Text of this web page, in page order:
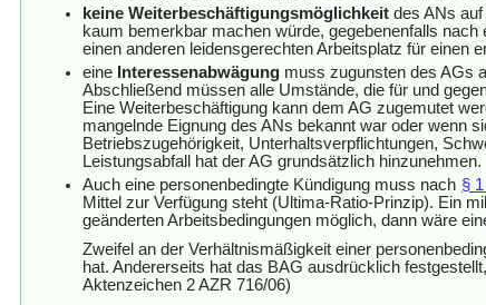
keine Weiterbeschäftigungsmöglichkeit des ANs
kaum bemerkbar machen würde, gegebenenfalls
einen anderen leidensgerechten Arbeitsplatz für einen
eine Interessenabwägung muss zugunsten des AGs
Abschließend müssen alle Umstände, die für und
Eine Weiterbeschäftigung kann dem AG zugemutet
mangelnde Eignung des ANs bekannt war oder wenn
Betriebszugehörigkeit, Unterhaltsverpflichtungen,
Leistungsabfall hat der AG grundsätzlich hinzunehmen.
Auch eine personenbedingte Kündigung muss nach §
Mittel zur Verfügung steht (Ultima-Ratio-Prinzip). Ein
geänderten Arbeitsbedingungen möglich, dann wäre
Zweifel an der Verhältnismäßigkeit einer
hat. Andererseits hat das BAG ausdrücklich
Aktenzeichen 2 AZR 716/06)